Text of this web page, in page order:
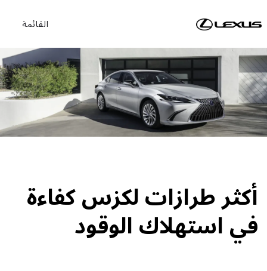
القائمة
أكثر طرازات لكزس كفاءة
في استهلاك الوقود